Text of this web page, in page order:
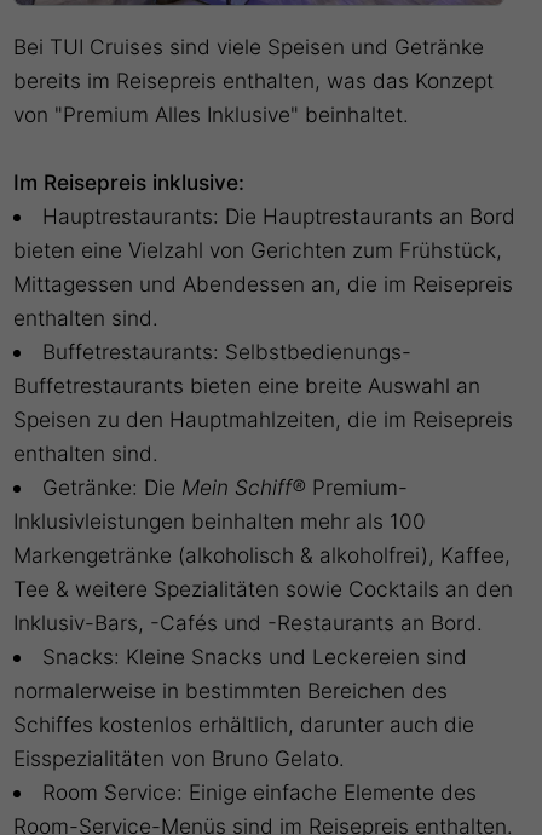
Bei TUI Cruises sind viele Speisen und Getränke
bereits im Reisepreis enthalten, was das Konzept
von "Premium Alles Inklusive" beinhaltet.
Im Reisepreis inklusive:
Hauptrestaurants: Die Hauptrestaurants an Bord
bieten eine Vielzahl von Gerichten zum Frühstück,
Mittagessen und Abendessen an, die im Reisepreis
enthalten sind.
Buffetrestaurants: Selbstbedienungs-
Buffetrestaurants bieten eine breite Auswahl an
Speisen zu den Hauptmahlzeiten, die im Reisepreis
enthalten sind.
Getränke: Die Mein Schiff® Premium-
Inklusivleistungen beinhalten mehr als 100
Markengetränke (alkoholisch & alkoholfrei), Kaffee,
Tee & weitere Spezialitäten sowie Cocktails an den
Inklusiv-Bars, -Cafés und -Restaurants an Bord.
Snacks: Kleine Snacks und Leckereien sind
normalerweise in bestimmten Bereichen des
Schiffes kostenlos erhältlich, darunter auch die
Eisspezialitäten von Bruno Gelato.
Room Service: Einige einfache Elemente des
Room-Service-Menüs sind im Reisepreis enthalten.